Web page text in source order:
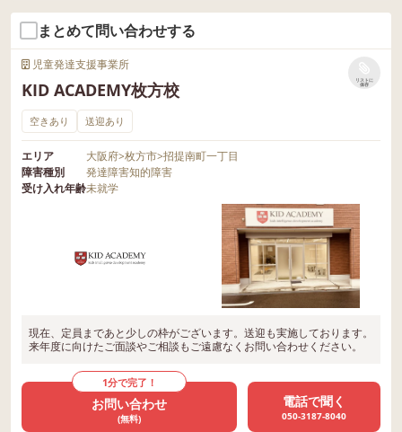
まとめて問い合わせする
児童発達支援事業所
KID ACADEMY枚方校
リストに
保存
空きあり 送迎あり
エリア 大阪府>枚方市>招提南町一丁目
障害種別
発達障害知的障害
受け入れ年齢未就学
現在、定員まであと少しの枠がございます。送迎も実施しております。
来年度に向けたご面談やご相談もご遠慮なくお問い合わせください。
1分で完了！
お問い合わせ
(無料)
電話で聞く
050-3187-8040